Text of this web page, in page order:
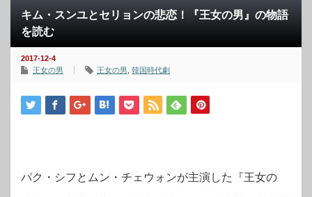
キム・スンユとセリョンの悲恋！『王女の男』の物語
を読む
2017-12-4
王女の男
王女の男 韓国時代劇
パク・シフとムン・チェウォンが主演した『王女の